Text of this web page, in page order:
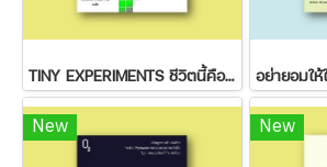
TINY EXPERIMENTS ชีวิตนี้คือเวอร์ชั่นทดลอง
New New